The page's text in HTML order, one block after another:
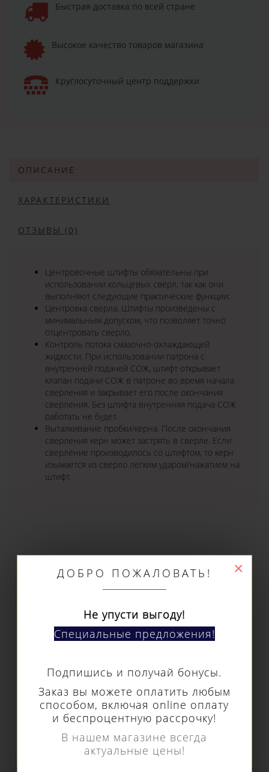
ДОБРО ПОЖАЛОВАТЬ!
Не упусти выгоду!
Специальные предложения!
Подпишись и получай бонусы.
Заказ вы можете оплатить любым
способом, включая online оплату
и беспроцентную рассрочку!
В нашем магазине всегда
актуальные цены!
×
Быстрая доставка по всей стране
Высокое качество товаров магазина
Круглосуточный центр поддержки
ОПИСАНИЕ
ХАРАКТЕРИСТИКИ
ОТЗЫВЫ (0)
Центровочные штифты обязательны при
использовании кольцевых свёрл, так как они
выполняют следующие практические функции:
Центровка сверла. Штифты произведены с
минимальным допуском, что позволяет точно
отцентровать сверло.
Контроль потока смазочно-охлаждающей
жидкости. При использовании патрона с
внутренней подачей СОЖ, штифт открывает
клапан подачи СОЖ в патроне во время начала
сверления и закрывает его после окончания
сверления. Без штифта внутренняя подача СОЖ
работать не будет.
Выталкивание пробки/керна. После окончания
сверления керн может застрять в сверле. Если
сверление производилось со штифтом, то керн
изымается из сверло лёгким ударом/нажатием на
штифт.
РЕКОМЕНДУЕМЫЕ